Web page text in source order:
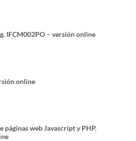
IFCM002PO – versión online
online
páginas web Javascript y PHP.